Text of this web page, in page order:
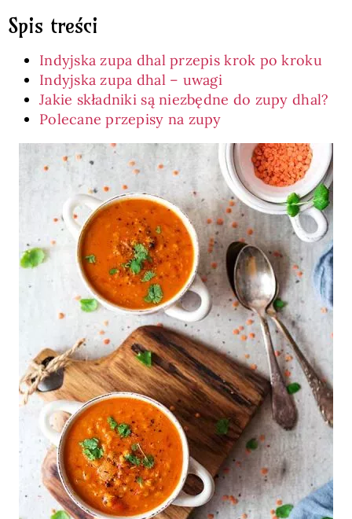
Spis treści
Indyjska zupa dhal przepis krok po kroku
Indyjska zupa dhal – uwagi
Jakie składniki są niezbędne do zupy dhal?
Polecane przepisy na zupy